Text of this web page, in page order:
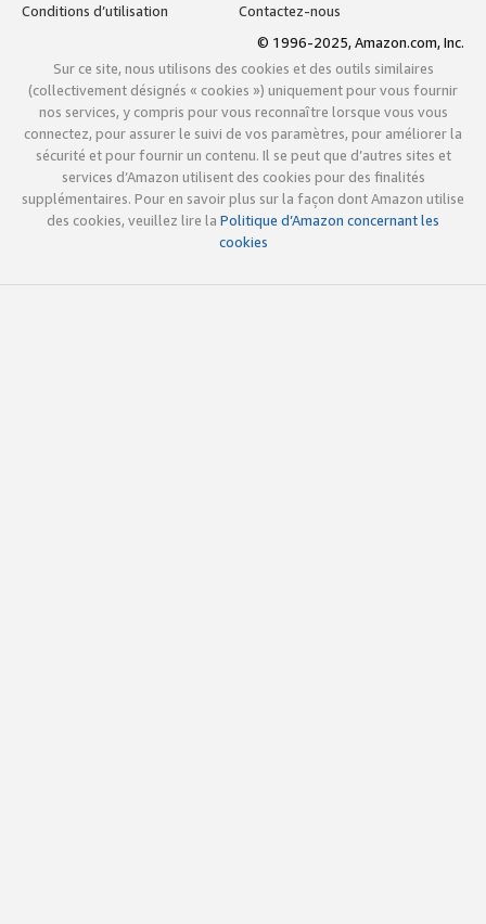
Conditions d’utilisation
Contactez-nous
© 1996-2025, Amazon.com, Inc.
Sur ce site, nous utilisons des cookies et des outils similaires
(collectivement désignés « cookies ») uniquement pour vous fournir
nos services, y compris pour vous reconnaître lorsque vous vous
connectez, pour assurer le suivi de vos paramètres, pour améliorer la
sécurité et pour fournir un contenu. Il se peut que d’autres sites et
services d’Amazon utilisent des cookies pour des finalités
supplémentaires. Pour en savoir plus sur la façon dont Amazon utilise
des cookies, veuillez lire la Politique d’Amazon concernant les
cookies